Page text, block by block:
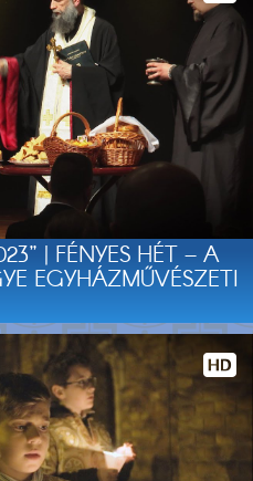
| FÉNYES HÉT – A
EGYHÁZMŰVÉSZETI